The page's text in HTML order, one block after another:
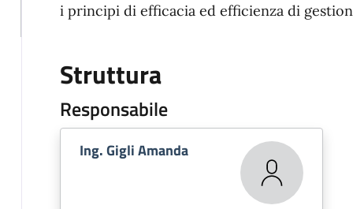
i principi di efficacia ed efficienza di
Struttura
Responsabile
Ing. Gigli Amanda